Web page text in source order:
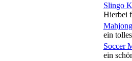
Slingo
Hierbei
ein
Soccer
ein